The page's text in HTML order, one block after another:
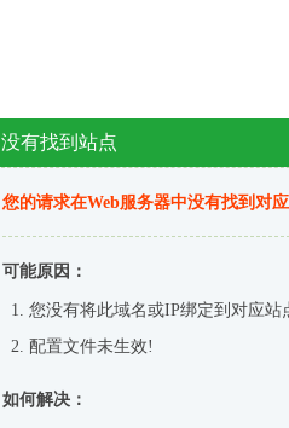
没有找到站点
您的请求在Web服务器中没有找到对
可能原因：
您没有将此域名或IP绑定到对应站
配置文件未生效!
如何解决：